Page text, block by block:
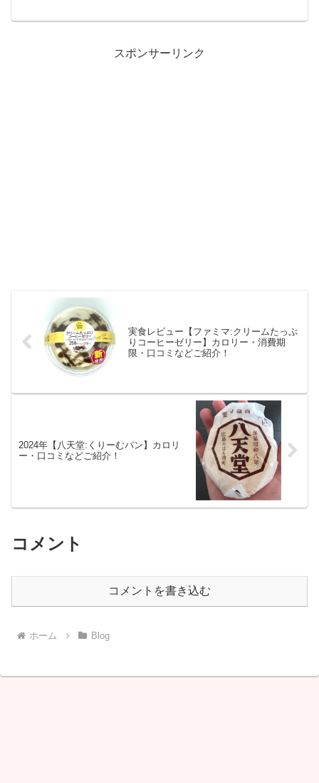
スポンサーリンク
実食レビュー【ファミマ:クリームたっぷ
りコーヒーゼリー】カロリー・消費期
限・口コミなどご紹介！
2024年【八天堂:くりーむパン】カロリ
ー・口コミなどご紹介！
コメント
コメントを書き込む
ホーム Blog